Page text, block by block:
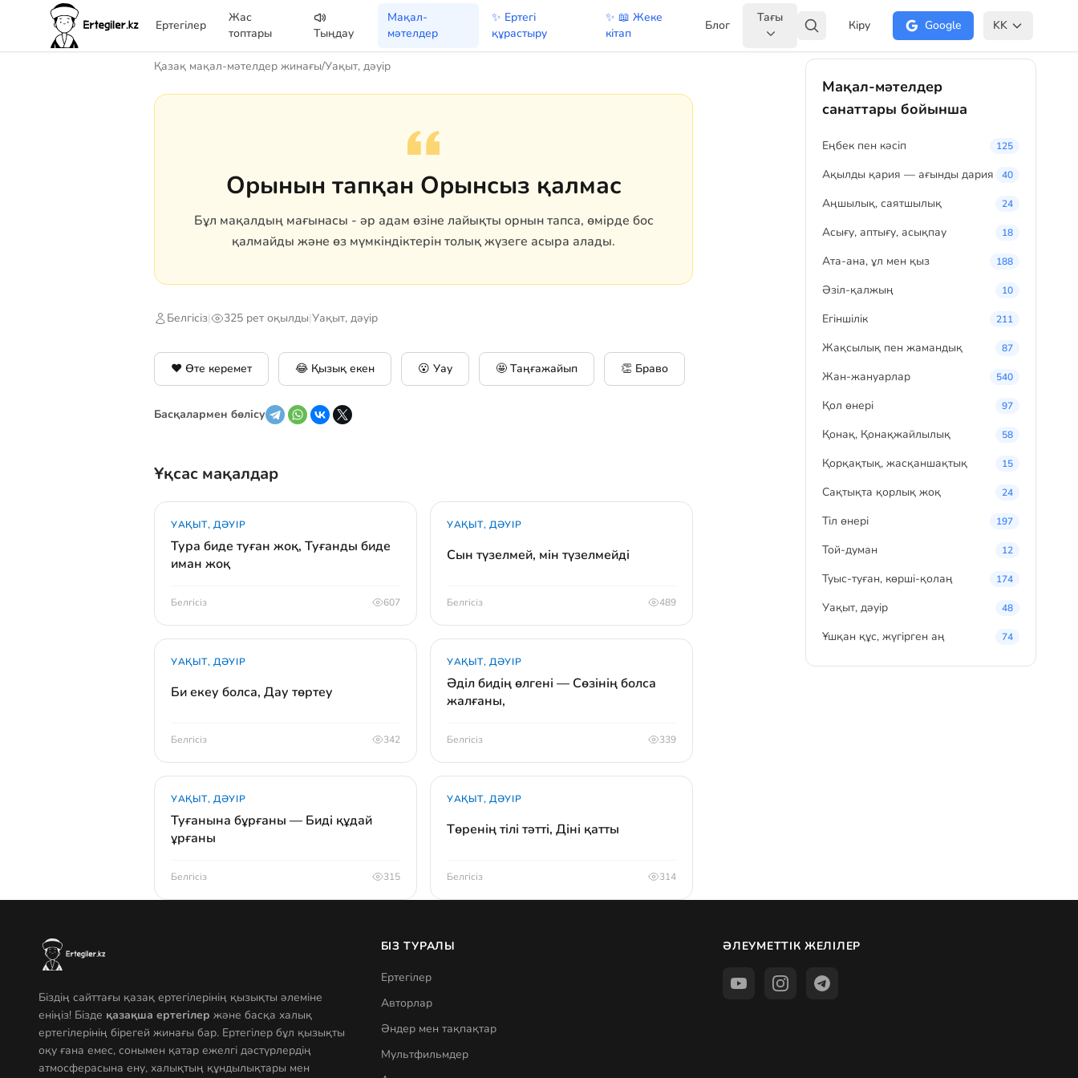
Ертегілер
Жас
топтары
Тыңдау
Мақал-
мәтелдер
✨ Ертегі
құрастыру
✨ 📖 Жеке
кітап
Блог
Тағы
Кіру Google KK
Қазақ мақал-мәтелдер жинағы/Уақыт, дәуір
Орынын тапқан Орынсыз қалмас
Бұл мақалдың мағынасы - әр адам өзіне лайықты орнын тапса, өмірде бос
қалмайды және өз мүмкіндіктерін толық жүзеге асыра алады.
Белгісіз| 325 рет оқылды|Уақыт, дәуір
❤️ Өте керемет 😂 Қызық екен 😮 Уау 🤩 Таңғажайып 👏 Браво
Басқалармен бөлісу
Ұқсас мақалдар
УАҚЫТ, ДӘУІР
Тура биде туған жоқ, Туғанды биде
иман жоқ
Белгісіз 607
УАҚЫТ, ДӘУІР
Сын түзелмей, мін түзелмейді
Белгісіз 489
УАҚЫТ, ДӘУІР
Би екеу болса, Дау төртеу
Белгісіз 342
УАҚЫТ, ДӘУІР
Әділ бидің өлгені — Сөзінің болса
жалғаны,
Белгісіз 339
УАҚЫТ, ДӘУІР
Туғанына бұрғаны — Биді құдай
ұрғаны
Белгісіз 315
УАҚЫТ, ДӘУІР
Төренің тілі тәтті, Діні қатты
Белгісіз 314
Мақал-мәтелдер
санаттары бойынша
Eңбек пен кәсіп 125
Ақылды қария — ағынды дария 40
Аңшылық, саятшылық 24
Асығу, аптығу, асықпау 18
Ата-ана, ұл мен қыз 188
Әзіл-қалжың 10
Егіншілік 211
Жақсылық пен жамандық 87
Жан-жануарлар 540
Қол өнері 97
Қонақ, Қонақжайлылық 58
Қорқақтық, жасқаншақтық 15
Сақтықта қорлық жоқ 24
Тіл өнері 197
Той-думан 12
Туыс-туған, көрші-қолаң 174
Уақыт, дәуір 48
Ұшқан құс, жүгірген аң 74
Біздің сайттағы қазақ ертегілерінің қызықты әлеміне
еніңіз! Бізде қазақша ертегілер және басқа халық
ертегілерінің бірегей жинағы бар. Ертегілер бұл қызықты
оқу ғана емес, сонымен қатар ежелгі дәстүрлердің
атмосферасына ену, халықтың құндылықтары мен
БІЗ ТУРАЛЫ
Ертегілер
Авторлар
Әндер мен тақпақтар
Мультфильмдер
ӘЛЕУМЕТТІК ЖЕЛІЛЕР